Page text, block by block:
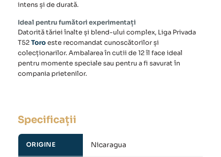
intens și de durată.
Ideal pentru fumători experimentați
Datorită tăriei înalte și blend-ului complex, Liga Privada
T52Toroeste recomandat cunoscătorilor și
colecționarilor. Ambalarea în cutii de 12 îl face ideal
pentru momente speciale sau pentru a fi savurat în
compania prietenilor.
Specificații
ORIGINE Nicaragua